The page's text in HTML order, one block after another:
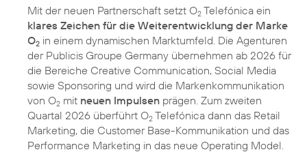
Mit der neuen Partnerschaft setzt O2 Telefónica ein
klares Zeichen für die Weiterentwicklung der Marke
O2 in einem dynamischen Marktumfeld. Die Agenturen
der Publicis Groupe Germany übernehmen ab 2026 für
die Bereiche Creative Communication, Social Media
sowie Sponsoring und wird die Markenkommunikation
von O2 mit neuen Impulsen prägen. Zum zweiten
Quartal 2026 überführt O2 Telefónica dann das Retail
Marketing, die Customer Base-Kommunikation und das
Performance Marketing in das neue Operating Model.